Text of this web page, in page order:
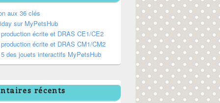
aux 36 clés
sur MyPetsHub
écrite et DRAS CE1/CE2
écrite et DRAS CM1/CM2
des jouets interactifs MyPetsHub
récents